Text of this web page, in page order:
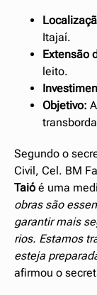
Itajaí.
Extensão
leito.
Objetivo:
Segundo o
Civil, Cel. BM
Taió é uma
obras são
garantir mais
rios. Estamos
esteja
afirmou o